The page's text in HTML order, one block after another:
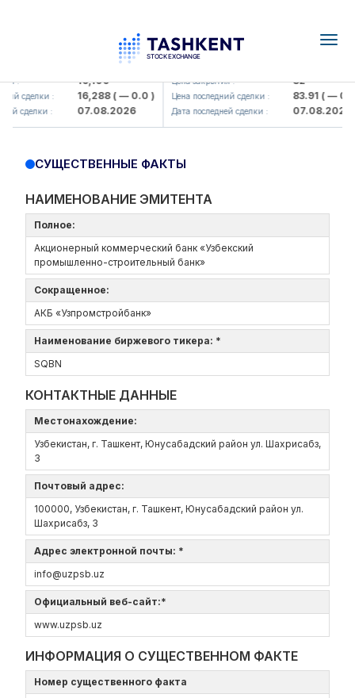
: 16,100
сделки : 16,288( — 0.0 )
сделки : 07.08.2026
KFSK (<Kafolat sug'urta
Цена закрытия : 82
Цена последний сделки : 83.91( — 0.0
Дата последней сделки : 07.08.2026
СУЩЕСТВЕННЫЕ ФАКТЫ
НАИМЕНОВАНИЕ ЭМИТЕНТА
Полное:
Акционерный коммерческий банк «Узбекский
промышленно-строительный банк»
Сокращенное:
АКБ «Узпромстройбанк»
Наименование биржевого тикера: *
SQBN
КОНТАКТНЫЕ ДАННЫЕ
Местонахождение:
Узбекистан, г. Ташкент, Юнусабадский район ул. Шахрисабз,
3
Почтовый адрес:
100000, Узбекистан, г. Ташкент, Юнусабадский район ул.
Шахрисабз, 3
Адрес электронной почты: *
info@uzpsb.uz
Официальный веб-сайт:*
www.uzpsb.uz
ИНФОРМАЦИЯ О СУЩЕСТВЕННОМ ФАКТЕ
Номер существенного факта